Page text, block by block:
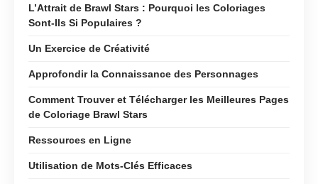
L’Attrait de Brawl Stars : Pourquoi les Coloriages
Sont-Ils Si Populaires ?
Un Exercice de Créativité
Approfondir la Connaissance des Personnages
Comment Trouver et Télécharger les Meilleures Pages
de Coloriage Brawl Stars
Ressources en Ligne
Utilisation de Mots-Clés Efficaces